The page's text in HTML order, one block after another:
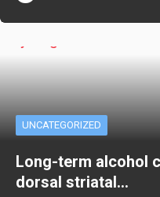
UNCATEGORIZED
Long-term alcohol
dorsal striatal…